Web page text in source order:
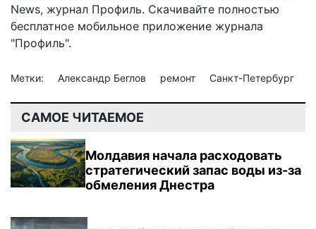
News, журнал Профиль. Скачивайте полностью
бесплатное мобильное приложение журнала
"Профиль".
Метки: Александр Беглов ремонт Санкт-Петербург
САМОЕ ЧИТАЕМОЕ
Молдавия начала расходовать
стратегический запас воды из-за
обмеления Днестра